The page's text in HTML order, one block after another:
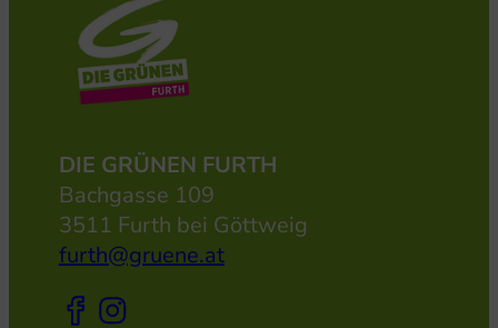
DIE GRÜNEN FURTH
Bachgasse 109
3511 Furth bei Göttweig
furth@gruene.at